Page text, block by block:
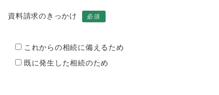
資料請求のきっかけ 必須
これからの相続に備えるため
既に発生した相続のため